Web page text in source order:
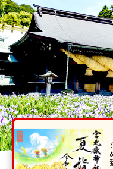
当ホームページで掲載の写真